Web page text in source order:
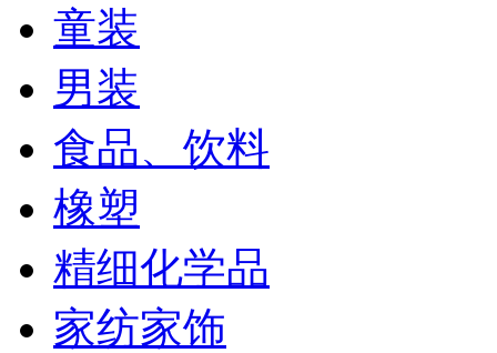
童装
男装
食品、饮料
橡塑
精细化学品
家纺家饰